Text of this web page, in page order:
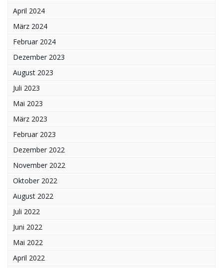
April 2024
März 2024
Februar 2024
Dezember 2023
August 2023
Juli 2023
Mai 2023
März 2023
Februar 2023
Dezember 2022
November 2022
Oktober 2022
August 2022
Juli 2022
Juni 2022
Mai 2022
April 2022